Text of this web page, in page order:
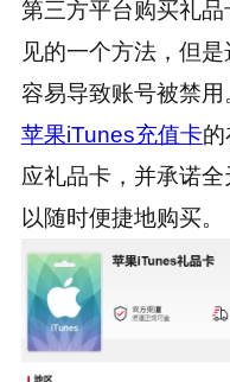
第三方平台购买礼
见的一个方法，但
容易导致账号被禁用
苹果iTunes充值卡的
应礼品卡，并承诺
以随时便捷地购买。